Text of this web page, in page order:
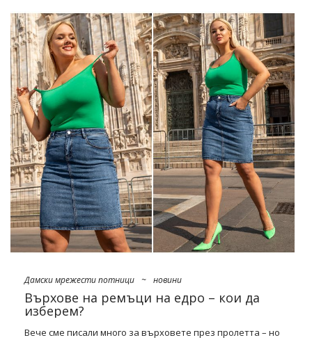
Основна колекция – проверете
какво се откроява!
Как можем да опишем нашитеНай-продавани от
основната колекция от онлайн фабриката на едро
FactoryPrice.eu ? Най-добре като прост, скромен и вечен. И
докато те не се открояват от нищо специално от другите,
там е тяхната сила. Те са мега универсални, а техният
неповторен дизайн ви позволява да композирате
перфектния гардероб за капсули. Какво означава това на
практика? На първо…
Дамски мрежести потници ~ новини
Върхове на ремъци на едро – кои да
изберем?
Вече сме писали много за върховете през пролетта – но